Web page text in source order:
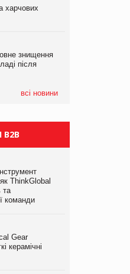
харчових
знищення
після
всі новини
харчових
знищення
після
харчових
знищення
після
ThinkGlobal
та
команди
Gear
керамічні